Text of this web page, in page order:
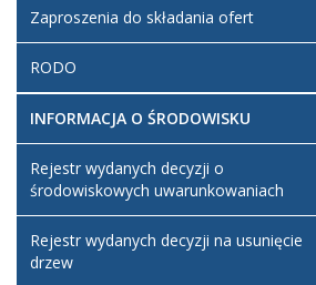
Zaproszenia do składania ofert
RODO
INFORMACJA O ŚRODOWISKU
Rejestr wydanych decyzji o
środowiskowych uwarunkowaniach
Rejestr wydanych decyzji na usunięcie
drzew